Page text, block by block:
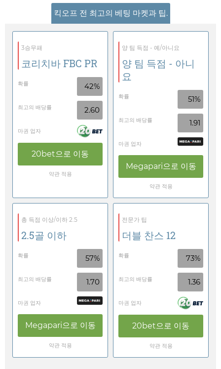
킥오프 전 최고의 베팅 마켓과 팁.
3승무패
코리치바 FBC PR
확률 42%
최고의 배당률 2.60
마권 업자
20bet으로 이동
약관 적용
양 팀 득점 - 예/아니요
양 팀 득점 - 아니
요
확률 51%
최고의 배당률 1.91
마권 업자
Megapari으로 이동
약관 적용
총 득점 이상/이하 2.5
2.5골 이하
확률 57%
최고의 배당률 1.70
마권 업자
Megapari으로 이동
약관 적용
전문가 팁
더블 찬스 12
확률 73%
최고의 배당률 1.36
마권 업자
20bet으로 이동
약관 적용